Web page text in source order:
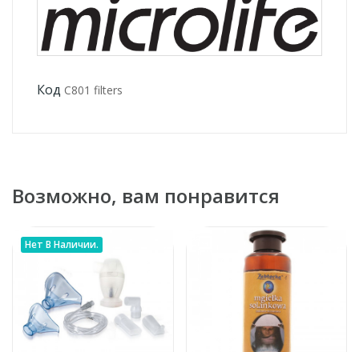
Код С801 filters
Возможно, вам понравится
Нет В Наличии.